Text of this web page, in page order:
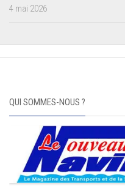
4 mai 2026
QUI SOMMES-NOUS ?